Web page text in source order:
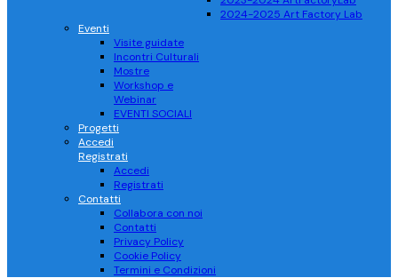
2024-2025 Art Factory Lab
Eventi
Visite guidate
Incontri Culturali
Mostre
Workshop e
Webinar
EVENTI SOCIALI
Progetti
Accedi
Registrati
Accedi
Registrati
Contatti
Collabora con noi
Contatti
Privacy Policy
Cookie Policy
Termini e Condizioni